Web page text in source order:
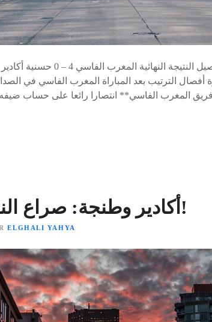
النقاط الرئيسية النقطة
المغرب الفاسي** انتصارا رائعا على حساب
أكادير وطنجة: صراع النقاط والمفاجآت!
ELGHALI YAHYA